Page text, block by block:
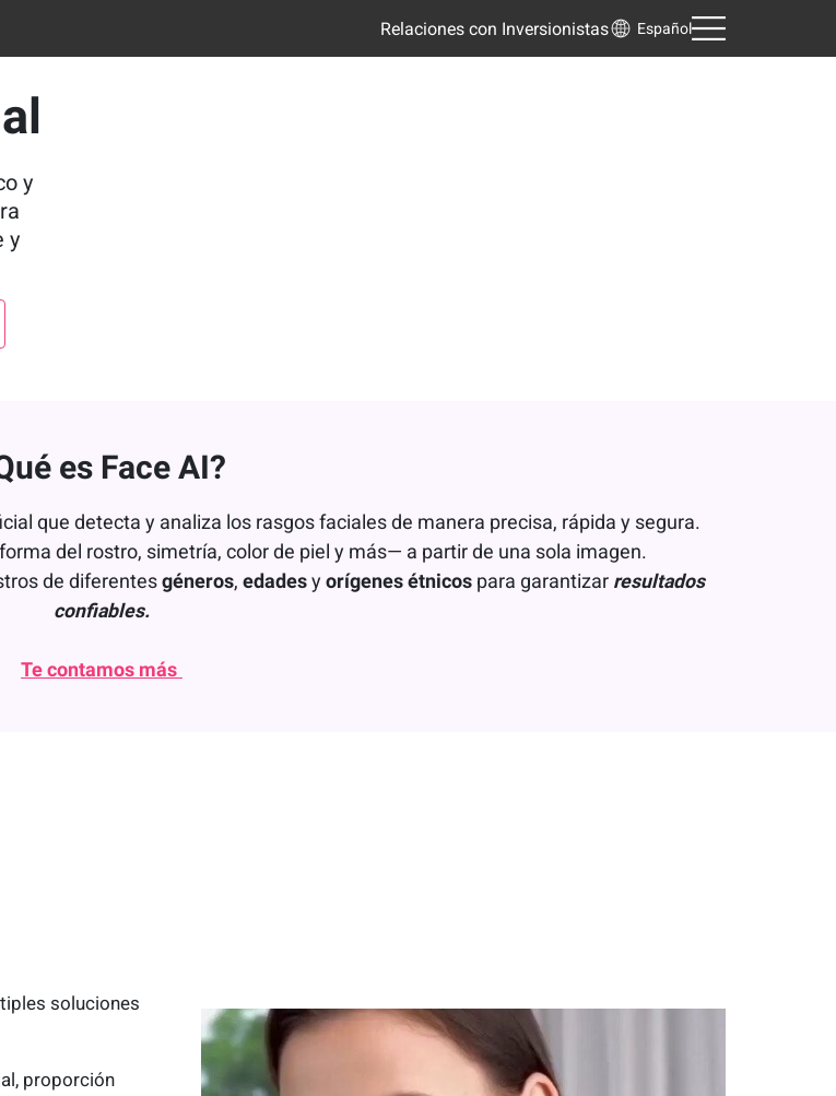
Relaciones con Inversionistas Español
y
y
es Face AI?
que detecta y analiza los rasgos faciales de manera precisa, rápida y segura.
del rostro, simetría, color de piel y más— a partir de una sola imagen.
de diferentes géneros, edades y orígenes étnicos para garantizar resultados
confiables.
Te contamos más
soluciones
proporción